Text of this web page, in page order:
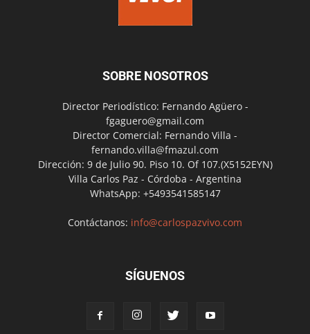
SOBRE NOSOTROS
Director Periodístico: Fernando Agüero -
fgaguero@gmail.com
Director Comercial: Fernando Villa -
fernando.villa@fmazul.com
Dirección: 9 de Julio 90. Piso 10. Of 107.(X5152EYN)
Villa Carlos Paz - Córdoba - Argentina
WhatsApp: +5493541585147
Contáctanos: info@carlospazvivo.com
SÍGUENOS